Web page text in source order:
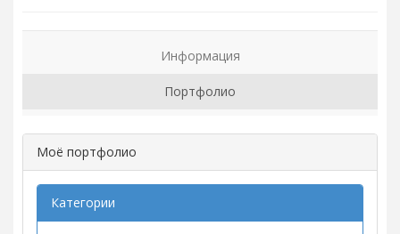
Информация
Портфолио
Моё портфолио
Категории